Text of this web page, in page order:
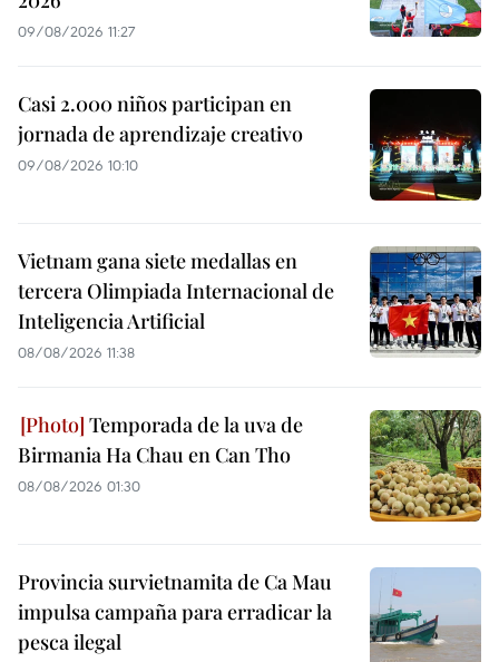
09/08/2026 11:27
Casi 2.000 niños participan en
jornada de aprendizaje creativo
09/08/2026 10:10
Vietnam gana siete medallas en
tercera Olimpiada Internacional de
Inteligencia Artificial
08/08/2026 11:38
Temporada de la uva de
Birmania Ha Chau en Can Tho
08/08/2026 01:30
Provincia survietnamita de Ca Mau
impulsa campaña para erradicar la
pesca ilegal